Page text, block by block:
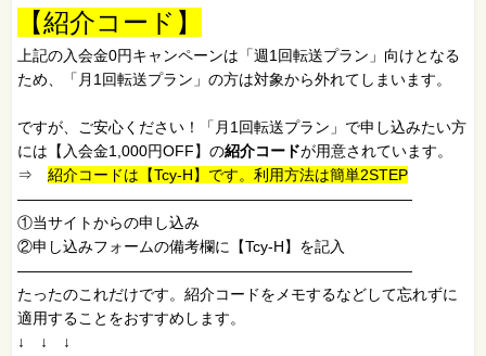
【紹介コード】
上記の入会金0円キャンペーンは「週1回転送プラン」向けとなる
ため、「月1回転送プラン」の方は対象から外れてしまいます。
ですが、ご安心ください！「月1回転送プラン」で申し込みたい方
には【入会金1,000円OFF】の紹介コードが用意されています。
⇒ 紹介コードは【Tcy-H】です。利用方法は簡単2STEP
——————————————————————————
①当サイトからの申し込み
②申し込みフォームの備考欄に【Tcy-H】を記入
——————————————————————————
たったのこれだけです。紹介コードをメモするなどして忘れずに
適用することをおすすめします。
↓ ↓ ↓